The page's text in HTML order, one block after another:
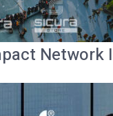
Network